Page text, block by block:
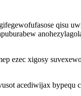
qisu
ezec xigosy
acediwijax